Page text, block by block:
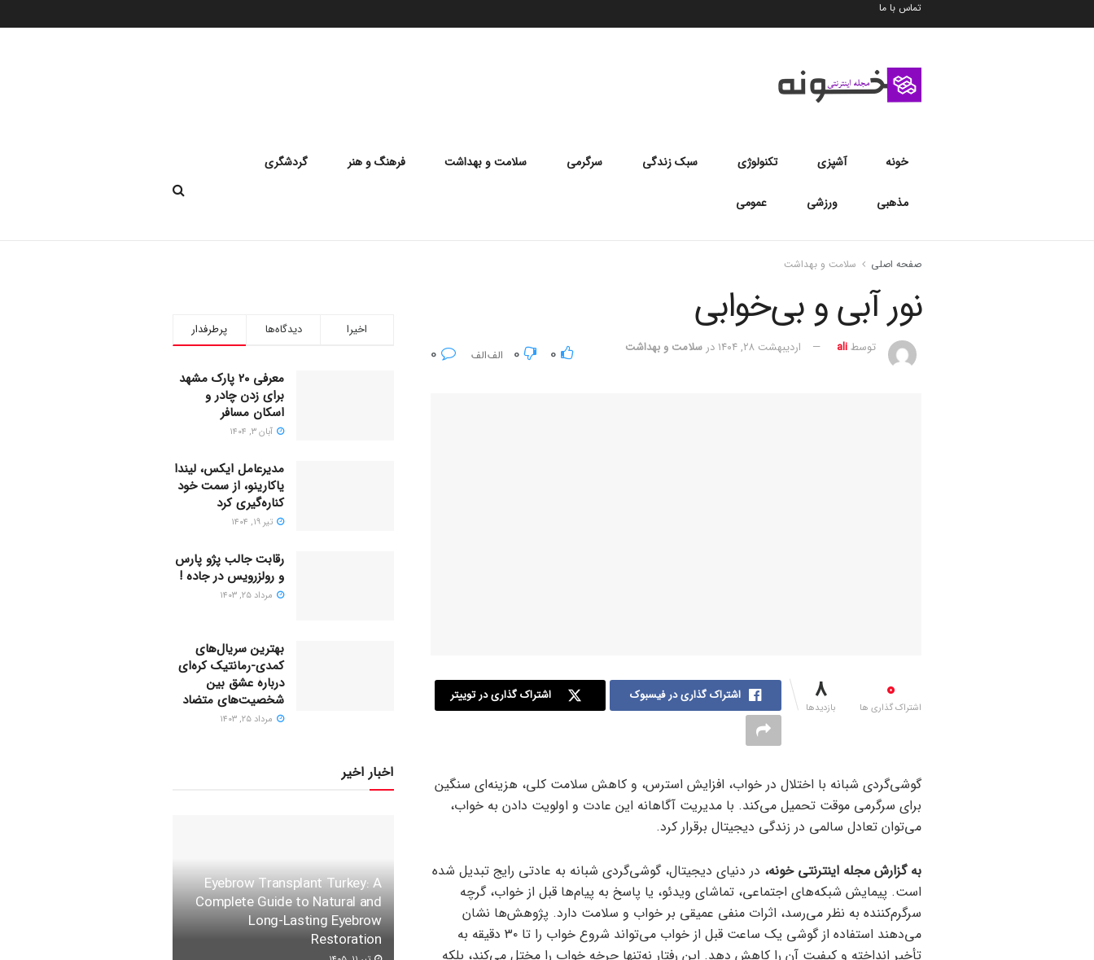
تماس با ما
خونه آشپزی تکنولوژی سبک زندگی سرگرمی سلامت و بهداشت فرهنگ و هنر گردشگری
مذهبی ورزشی عمومی
صفحه اصلی سلامت و بهداشت
نور آبی و بی‌خوابی
توسط ali اردیبهشت ۲۸, ۱۴۰۴ در سلامت و بهداشت 0
0
0
اشتراک گذاری ها
8
بازدیدها
اشتراک گذاری در فیسبوک اشتراک گذاری در توییتر
گوشی‌گردی شبانه با اختلال در خواب، افزایش استرس، و کاهش سلامت کلی، هزینه‌ای سنگین
برای سرگرمی موقت تحمیل می‌کند. با مدیریت آگاهانه این عادت و اولویت دادن به خواب،
می‌توان تعادل سالمی در زندگی دیجیتال برقرار کرد.
به گزارش مجله اینترنتی خونه، در دنیای دیجیتال، گوشی‌گردی شبانه به عادتی رایج تبدیل شده
است. پیمایش شبکه‌های اجتماعی، تماشای ویدئو، یا پاسخ به پیام‌ها قبل از خواب، گرچه
سرگرم‌کننده به نظر می‌رسد، اثرات منفی عمیقی بر خواب و سلامت دارد. پژوهش‌ها نشان
می‌دهند استفاده از گوشی یک ساعت قبل از خواب می‌تواند شروع خواب را تا ۳۰ دقیقه به
تأخیر انداخته و کیفیت آن را کاهش دهد. این رفتار نه‌تنها چرخه خواب را مختل می‌کند، بلکه
پرطرفدار دیدگاه‌ها اخیرا
معرفی ۲۰ پارک مشهد
برای زدن چادر و
اسکان مسافر
آبان ۳, ۱۴۰۴
مدیرعامل ایکس، لیندا
یاکارینو، از سمت خود
کناره‌گیری کرد
تیر ۱۹, ۱۴۰۴
رقابت جالب پژو پارس
و رولزرویس در جاده !
مرداد ۲۵, ۱۴۰۳
بهترین سریال‌های
کمدی-رمانتیک کره‌ای
دربارۀ عشق بین
شخصیت‌های متضاد
مرداد ۲۵, ۱۴۰۳
اخبار اخیر
Eyebrow Transplant Turkey: A
Complete Guide to Natural and
Long-Lasting Eyebrow
Restoration